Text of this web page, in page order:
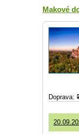
Makové
Doprava: